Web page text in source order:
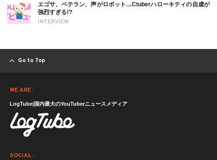
INTERVIEW
エゴサ、ベテラン、声がロボット…Ctuberハローキティの自虐が
強烈すぎる!?
Go to Top
WE ARE :
LogTube|国内最大のYouTuberニュースメディア
SOCIAL :